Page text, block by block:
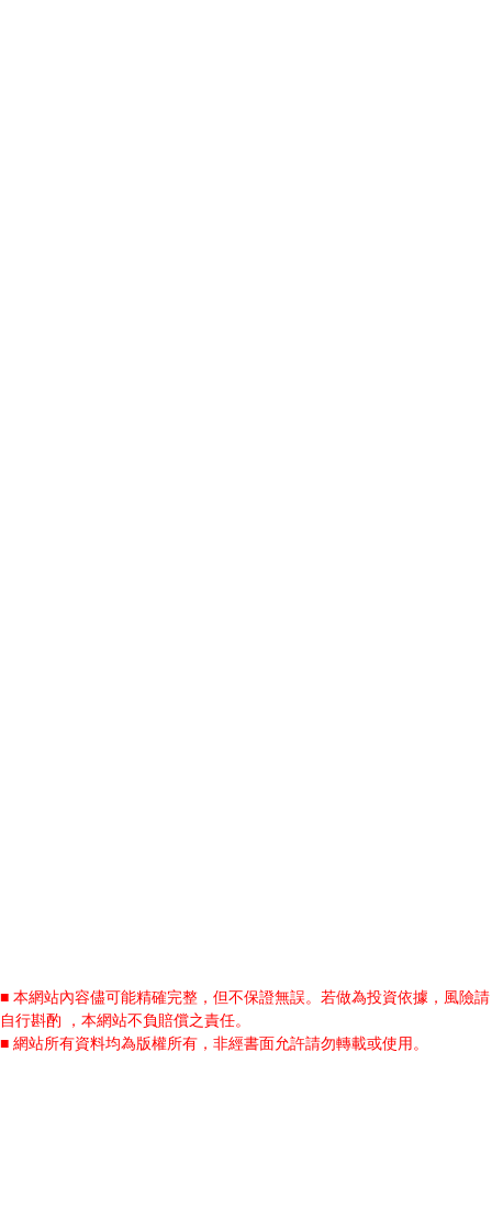
■ 本網站內容儘可能精確完整，但不保證無誤。若做為投資依據，風險請
自行斟酌 ，本網站不負賠償之責任。
■ 網站所有資料均為版權所有，非經書面允許請勿轉載或使用。